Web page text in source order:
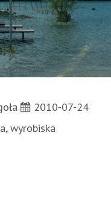
2010-07-24
wyrobiska